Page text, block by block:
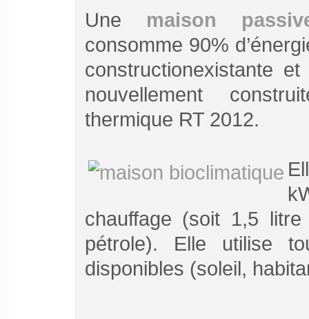
Une maison
consomme 90%
constructionexistante et
nouvellement
thermique RT 2012.
chauffage (soit 1,5
pétrole). Elle utilise
disponibles (soleil,